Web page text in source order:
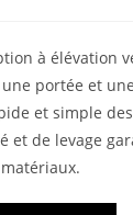
à élévation
portée et
et simple
et de levage